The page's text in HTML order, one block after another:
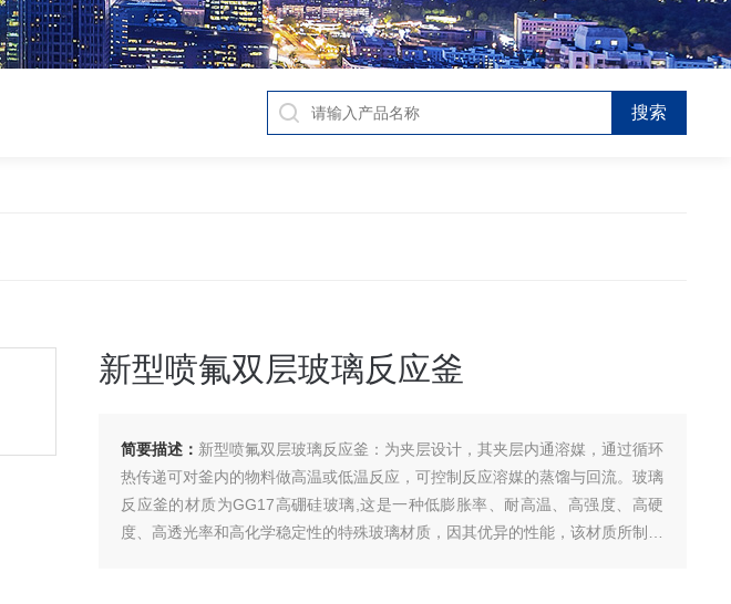
新型喷氟双层玻璃反应釜
简要描述： 新型喷氟双层玻璃反应釜：为夹层设计，其夹层内通溶媒，通过循环
热传递可对釜内的物料做高温或低温反应，可控制反应溶媒的蒸馏与回流。玻璃
反应釜的材质为GG17高硼硅玻璃,这是一种低膨胀率、耐高温、高强度、高硬
度、高透光率和高化学稳定性的特殊玻璃材质，因其优异的性能，该材质所制造